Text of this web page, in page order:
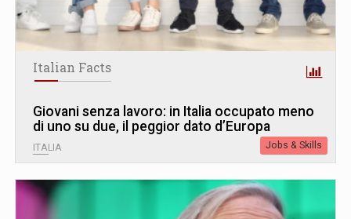
Italian Facts
Giovani senza lavoro: in Italia occupato meno
di uno su due, il peggior dato d’Europa
ITALIA Jobs & Skills